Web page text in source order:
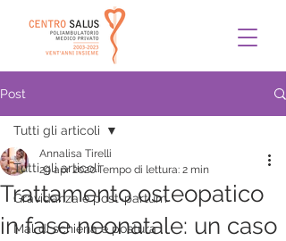
Post
Tutti gli articoli
Gravidanza e post-partum
Mal di schiena e postura
Tutti gli articoli
Trattamento osteopatico
in fase neonatale: un caso
Annalisa Tirelli
29 apr 2020Tempo di lettura: 2 min